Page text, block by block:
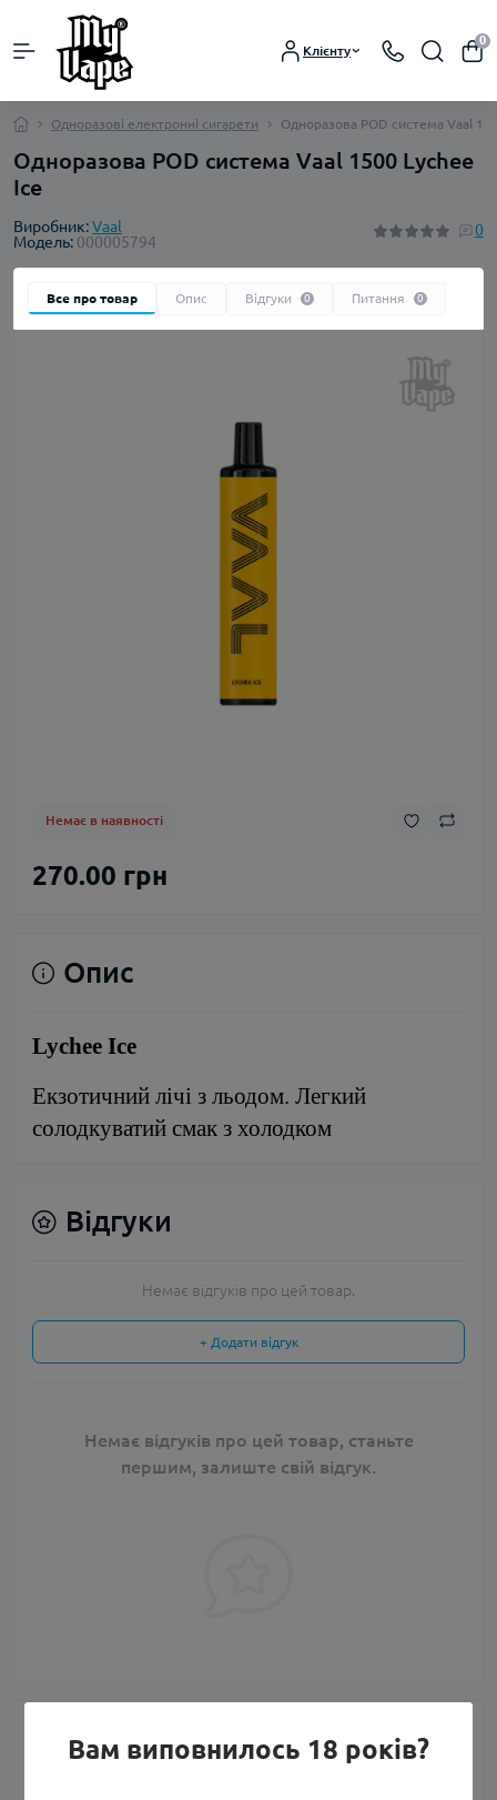
Клієнту
0
Одноразові електронні сигарети Одноразова POD система Vaal
Одноразова POD система Vaal 1500 Lychee
Ice
Виробник:Vaal
Модель: 000005794
0
Все про товар Опис Відгуки 0 Питання 0
Немає в наявності
270.00 грн
Опис
Lychee Ice
Екзотичний лічі з льодом. Легкий
солодкуватий смак з холодком
Відгуки
Немає відгуків про цей товар.
+ Додати відгук
Немає відгуків про цей товар, станьте
першим, залиште свій відгук.
Питання та відповіді
Вам виповнилось 18 років?